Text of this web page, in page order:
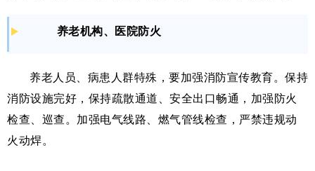
养老机构、医院防火
养老人员、病患人群特殊，要加强消防宣传教育。保持
消防设施完好，保持疏散通道、安全出口畅通，加强防火
检查、巡查。加强电气线路、燃气管线检查，严禁违规动
火动焊。